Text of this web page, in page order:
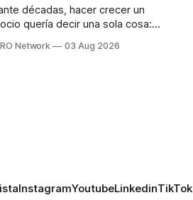
décadas, hacer crecer un
quería decir una sola cosa:
un especialista en marketing
Network 03 Aug 2026
InstagramYoutubeLinkedinTikTok